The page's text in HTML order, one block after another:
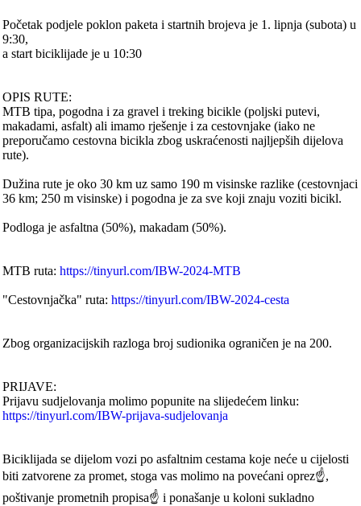
Početak podjele poklon paketa i startnih brojeva je 1. lipnja (subota) u
9:30,
a start biciklijade je u 10:30
OPIS RUTE:
MTB tipa, pogodna i za gravel i treking bicikle (poljski putevi,
makadami, asfalt) ali imamo rješenje i za cestovnjake (iako ne
preporučamo cestovna bicikla zbog uskraćenosti najljepših dijelova
rute).
Dužina rute je oko 30 km uz samo 190 m visinske razlike (cestovnjaci
36 km; 250 m visinske) i pogodna je za sve koji znaju voziti bicikl.
Podloga je asfaltna (50%), makadam (50%).
MTB ruta:https://tinyurl.com/IBW-2024-MTB
"Cestovnjačka" ruta:https://tinyurl.com/IBW-2024-cesta
Zbog organizacijskih razloga broj sudionika ograničen je na 200.
PRIJAVE:
Prijavu sudjelovanja molimo popunite na slijedećem linku:
https://tinyurl.com/IBW-prijava-sudjelovanja
Biciklijada se dijelom vozi po asfaltnim cestama koje neće u cijelosti
biti zatvorene za promet, stoga vas molimo na povećani oprez☝,
poštivanje prometnih propisa☝ i ponašanje u koloni sukladno